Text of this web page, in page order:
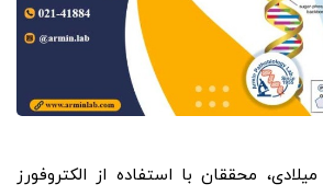
در اواسط دهه 1990 میلادی، محققان با استفاده از الکتروفورز